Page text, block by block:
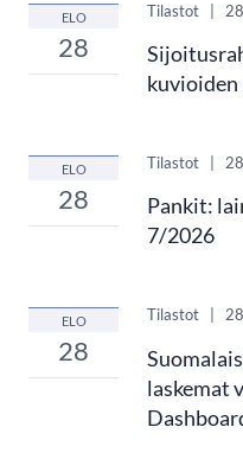
ELO
28
Tilastot
ELO
28
Tilastot
Pankit:
7/2026
ELO
28
Tilastot
laskemat